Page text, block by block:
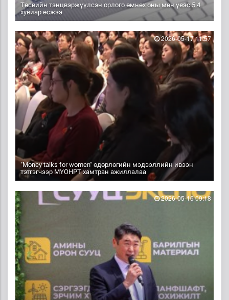
Төсвийн тэнцвэржүүлсэн орлого өмнөх оны мөн үеэс 5.4
хувиар өсжээ
"Money talks for women" өдөрлөгийн мэдээллийн ивээн
тэтгэгчээр МҮОНРТ хамтран ажиллалаа
2026-05-17 11:57
2026-05-16 09:18